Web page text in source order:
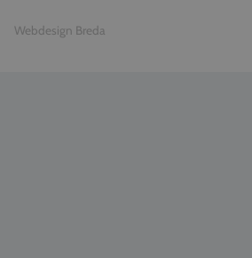
Webdesign Breda